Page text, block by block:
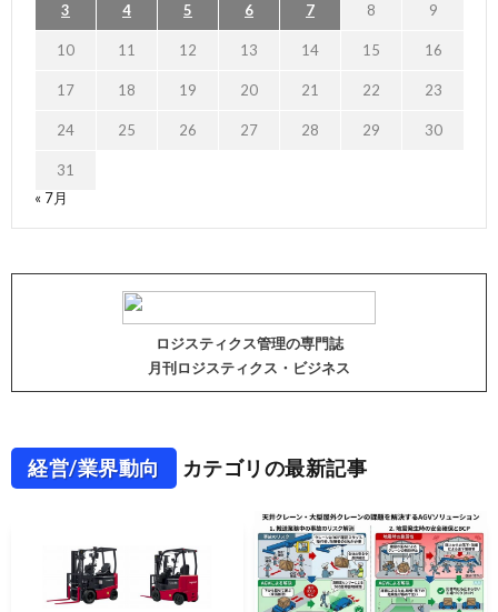
3 4 5 6 7 8 9
10 11 12 13 14 15 16
17 18 19 20 21 22 23
24 25 26 27 28 29 30
31
« 7月
ロジスティクス管理の専門誌
月刊ロジスティクス・ビジネス
経営/業界動向 カテゴリの最新記事